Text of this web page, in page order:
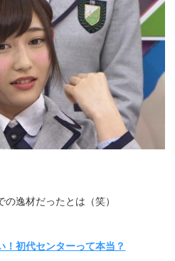
逸材だったとは（笑）
！初代センターって本当？